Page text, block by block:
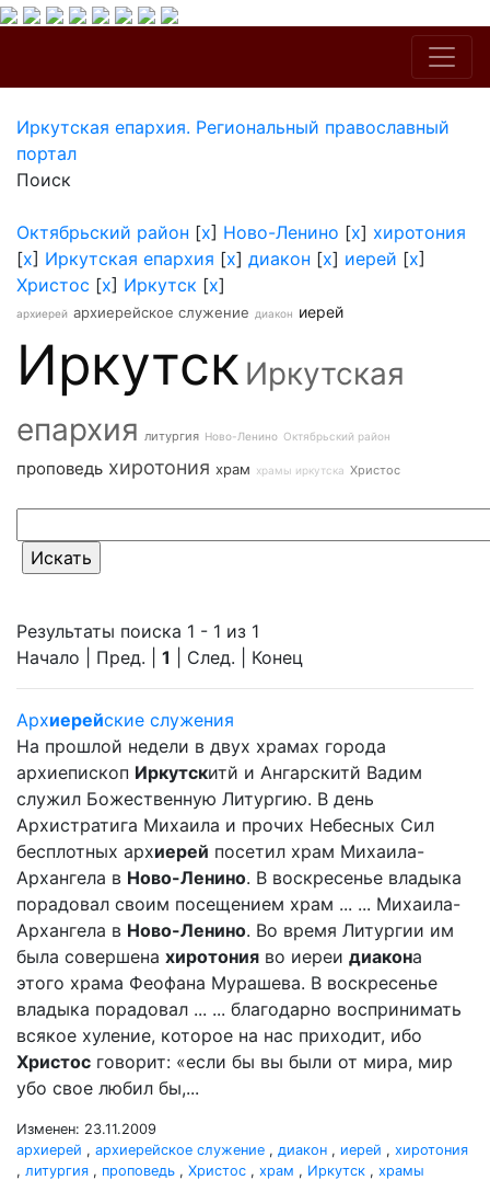
Иркутская епархия. Региональный православный
портал
Поиск
Октябрьский район [x] Ново-Ленино [x] хиротония
[x] Иркутская епархия [x] диакон [x] иерей [x]
Христос [x] Иркутск [x]
архиерей архиерейское служение диакон иерей
Иркутск Иркутская
епархия литургия Ново-Ленино Октябрьский район
проповедь хиротония храм храмы иркутска Христос
Результаты поиска 1 - 1 из 1
Начало | Пред. | 1 | След. | Конец
Архиерейские служения
На прошлой недели в двух храмах города
архиепископ Иркутскитй и Ангарскитй Вадим
служил Божественную Литургию. В день
Архистратига Михаила и прочих Небесных Сил
бесплотных архиерей посетил храм Михаила-
Архангела в Ново-Ленино. В воскресенье владыка
порадовал своим посещением храм ... ... Михаила-
Архангела в Ново-Ленино. Во время Литургии им
была совершена хиротония во иереи диакона
этого храма Феофана Мурашева. В воскресенье
владыка порадовал ... ... благодарно воспринимать
всякое хуление, которое на нас приходит, ибо
Христос говорит: «если бы вы были от мира, мир
убо свое любил бы,...
Изменен: 23.11.2009
архиерей , архиерейское служение , диакон , иерей , хиротония
, литургия , проповедь , Христос , храм , Иркутск , храмы